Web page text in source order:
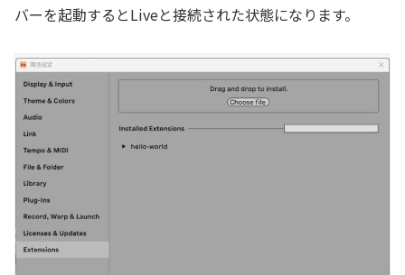
バーを起動するとLiveと接続された状態になります。